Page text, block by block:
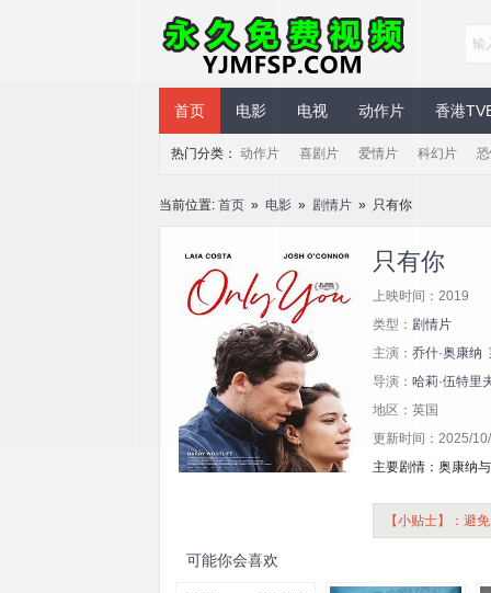
永久免费视频
首页 电影 电视 动作片 香港
热门分类： 动作片 喜剧片 爱情片 科幻片
当前位置: 首页 » 电影 » 剧情片 » 只有你
只有你
上映时间：2019
类型： 剧情片
主演： 乔什·奥康纳
导演： 哈莉·伍特里
地区：英国
更新时间：2025/
主要剧情：奥康纳
【小贴士】：避
可能你会喜欢